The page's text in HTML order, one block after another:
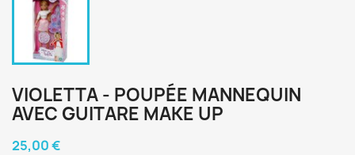
VIOLETTA - POUPÉE MANNEQUIN
AVEC GUITARE MAKE UP
25,00 €